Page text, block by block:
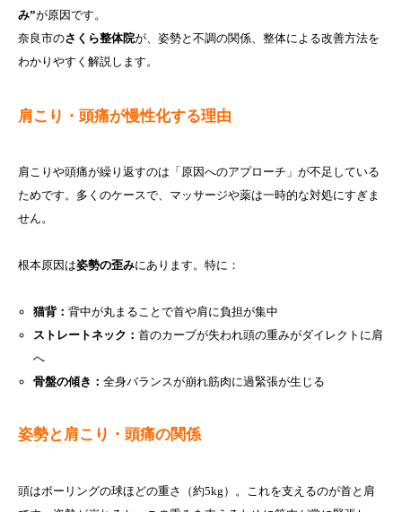
み”が原因です。
奈良市のさくら整体院が、姿勢と不調の関係、整体による改善方法を
わかりやすく解説します。
肩こり・頭痛が慢性化する理由
肩こりや頭痛が繰り返すのは「原因へのアプローチ」が不足している
ためです。多くのケースで、マッサージや薬は一時的な対処にすぎま
せん。
根本原因は姿勢の歪みにあります。特に：
猫背： 背中が丸まることで首や肩に負担が集中
ストレートネック： 首のカーブが失われ頭の重みがダイレクトに肩
へ
骨盤の傾き： 全身バランスが崩れ筋肉に過緊張が生じる
姿勢と肩こり・頭痛の関係
頭はボーリングの球ほどの重さ（約5kg）。これを支えるのが首と肩